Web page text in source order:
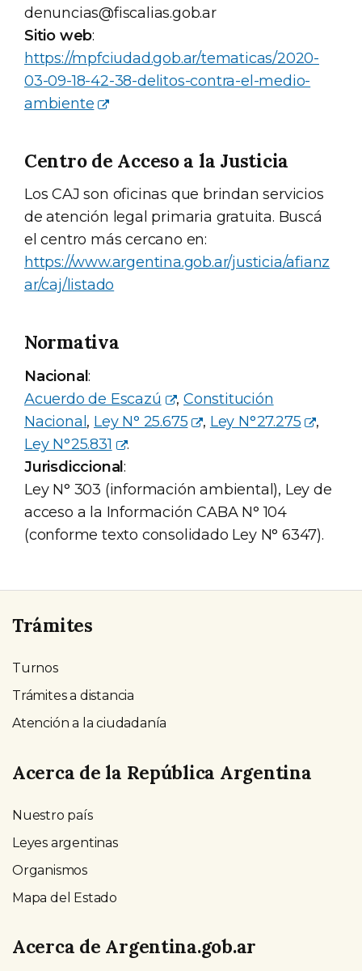
denuncias@fiscalias.gob.ar
Sitio web:
https://mpfciudad.gob.ar/tematicas/2020-
03-09-18-42-38-delitos-contra-el-medio-
ambiente
Centro de Acceso a la Justicia
Los CAJ son oficinas que brindan servicios
de atención legal primaria gratuita. Buscá
el centro más cercano en:
https://www.argentina.gob.ar/justicia/afianz
ar/caj/listado
Normativa
Nacional:
Acuerdo de Escazú
,Constitución
Nacional , Ley N° 25.675 , Ley N°27.275
,
Ley N°25.831
.
Jurisdiccional:
Ley N° 303 (información ambiental), Ley de
acceso a la Información CABA N° 104
(conforme texto consolidado Ley N° 6347).
Trámites
Turnos
Trámites a distancia
Atención a la ciudadanía
Acerca de la República Argentina
Nuestro país
Leyes argentinas
Organismos
Mapa del Estado
Acerca de Argentina.gob.ar